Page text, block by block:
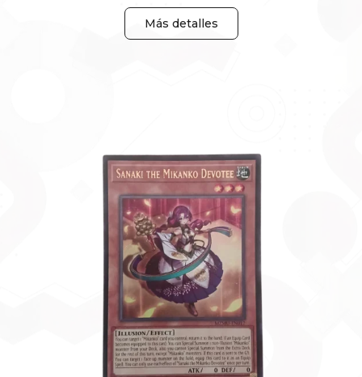
Más detalles